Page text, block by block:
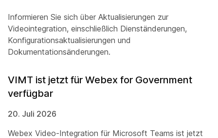
Informieren Sie sich über Aktualisierungen zur
Videointegration, einschließlich Dienständerungen,
Konfigurationsaktualisierungen und
Dokumentationsänderungen.
VIMT ist jetzt für Webex for Government
verfügbar
20. Juli 2026
Webex Video-Integration für Microsoft Teams ist jetzt